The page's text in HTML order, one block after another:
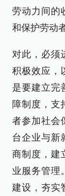
劳动力间的
和保护劳动
对此，必须
积极效应，
是要建立完
障制度，支
者参加社会
台企业与新
商制度，建
业服务管理
建设，夯实